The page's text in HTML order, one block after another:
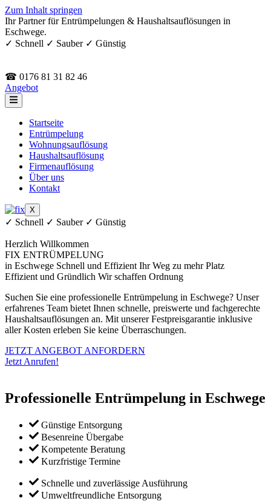
Zum Inhalt springen
Ihr Partner für Entrümpelungen & Haushaltsauflösungen in
Eschwege.
✓ Schnell ✓ Sauber ✓ Günstig
☎ 0176 81 31 82 46
Angebot
Startseite
Entrümpelung
Wohnungsauflösung
Haushaltsauflösung
Firmenauflösung
Über uns
Kontakt
X
✓ Schnell ✓ Sauber ✓ Günstig
Herzlich Willkommen
FIX ENTRÜMPELUNG
in Eschwege Schnell und Effizient Ihr Weg zu mehr Platz
Effizient und Gründlich Wir schaffen Ordnung
Suchen Sie eine professionelle Entrümpelung in Eschwege? Unser
erfahrenes Team bietet Ihnen schnelle, preiswerte und fachgerechte
Haushaltsauflösungen an. Mit unserer Festpreisgarantie inklusive
aller Kosten erleben Sie keine Überraschungen.
JETZT ANGEBOT ANFORDERN
Jetzt Anrufen!
Professionelle Entrümpelung in Eschwege
Günstige Entsorgung
Besenreine Übergabe
Kompetente Beratung
Kurzfristige Termine
Schnelle und zuverlässige Ausführung
Umweltfreundliche Entsorgung